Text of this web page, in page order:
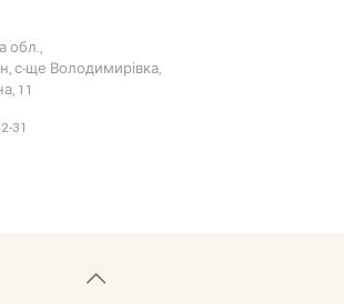
обл.,
с-ще Володимирівка,
11
31